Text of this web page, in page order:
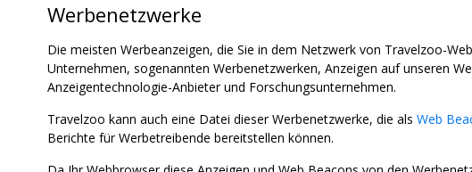
Werbenetzwerke
Die meisten Werbeanzeigen, die Sie in dem Netzwerk von Travelzoo-
Unternehmen, sogenannten Werbenetzwerken, Anzeigen auf unseren
Anzeigentechnologie-Anbieter und Forschungsunternehmen.
Travelzoo kann auch eine Datei dieser Werbenetzwerke, die als Web
Berichte für Werbetreibende bereitstellen können.